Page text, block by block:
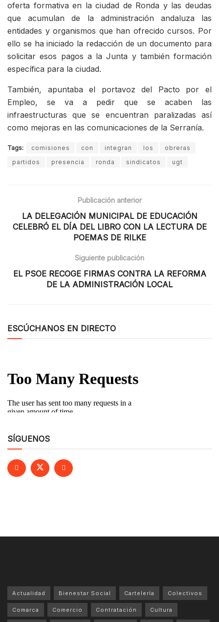
oferta formativa en la ciudad de Ronda y las deudas
que acumulan de la administración andaluza las
entidades y organismos que han ofrecido cursos. Por
ello se ha iniciado la redacción de un documento para
solicitar esos pagos a la Junta y también formación
específica para la ciudad.
También, apuntaba el portavoz del Pacto por el
Empleo, se va a pedir que se acaben las
infraestructuras que se encuentran paralizadas así
como mejoras en las comunicaciones de la Serranía.
Tags: comisiones con integran los
obreras
partidos
presencia ronda sindicatos ugt
Publicación anterior
LA DELEGACIÓN MUNICIPAL DE EDUCACIÓN
CELEBRÓ EL DÍA DEL LIBRO CON LA LECTURA DE
POEMAS DE RILKE
Siguiente publicación
EL PSOE RECOGE FIRMAS CONTRA LA REFORMA
DE LA ADMINISTRACIÓN LOCAL
ESCÚCHANOS EN DIRECTO
SÍGUENOS
Actualidad Bienestar Social Cartelería Colectivos
Comarca Comercio Contratación Cultura